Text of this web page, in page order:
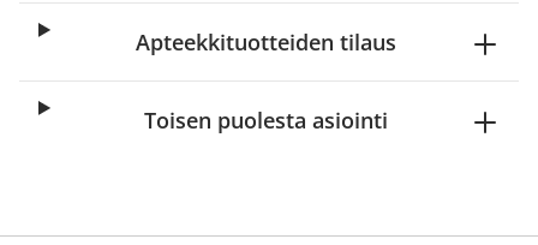
Apteekkituotteiden tilaus
Toisen puolesta asiointi